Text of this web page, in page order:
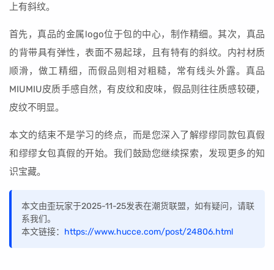
上有斜纹。
首先，真品的金属logo位于包的中心，制作精细。其次，真品
的背带具有弹性，表面不易起球，且有特有的斜纹。内衬材质
顺滑，做工精细，而假品则相对粗糙，常有线头外露。真品
MIUMIU皮质手感自然，有皮纹和皮味，假品则往往质感较硬，
皮纹不明显。
本文的结束不是学习的终点，而是您深入了解缪缪同款包真假
和缪缪女包真假的开始。我们鼓励您继续探索，发现更多的知
识宝藏。
本文由歪玩家于2025-11-25发表在潮货联盟，如有疑问，请联
系我们。
本文链接： https://www.hucce.com/post/24806.html